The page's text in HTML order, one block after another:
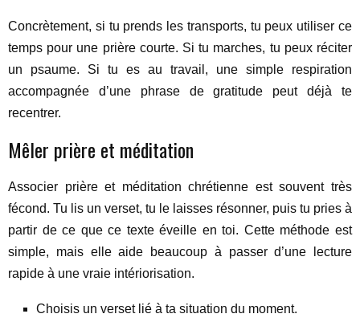
Concrètement, si tu prends les transports, tu peux utiliser ce
temps pour une prière courte. Si tu marches, tu peux réciter
un psaume. Si tu es au travail, une simple respiration
accompagnée d’une phrase de gratitude peut déjà te
recentrer.
Mêler prière et méditation
Associer prière et méditation chrétienne est souvent très
fécond. Tu lis un verset, tu le laisses résonner, puis tu pries à
partir de ce que ce texte éveille en toi. Cette méthode est
simple, mais elle aide beaucoup à passer d’une lecture
rapide à une vraie intériorisation.
Choisis un verset lié à ta situation du moment.